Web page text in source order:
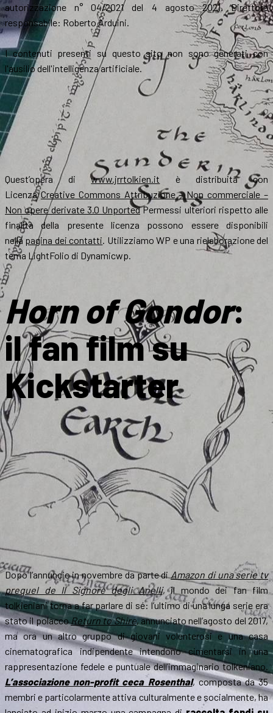
autorizzazione n° 04/2021 del 4 agosto 2021. Direttore
responsabile: Roberto Arduini.
I contenuti presenti su questo sito non sono generati con
l'ausilio dell'intelligenza artificiale.
Quest’opera diwww.jrrtolkien.it è distribuita con
LicenzaCreative Commons Attribuzione – Non commerciale –
Non opere derivate 3.0 UnportedPermessi ulteriori rispetto alle
finalità della presente licenza possono essere disponibili
nella pagina dei contatti. Utilizziamo WP e una rielaborazione del
tema LightFolio di Dynamicwp.
Horn of Gondor:
il fan film su
Kickstarter
Dopo l’annuncio in novembre da parte diAmazon di una serie tv
prequel de Il Signore degli Anelli, il mondo dei fan film
tolkieniani torna a far parlare di sé: l’ultimo di una lunga serie era
stato il polaccoReturn to Shire, annunciato nell’agosto del 2017,
ma ora un altro gruppo di giovani volenterosi e una casa
cinematografica indipendente intendono cimentarsi in una
rappresentazione fedele e puntuale dell’immaginario tolkeniano.
L’associazione non-profit ceca Rosenthal, composta da 35
membri e particolarmente attiva culturalmente e socialmente, ha